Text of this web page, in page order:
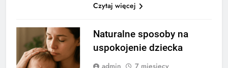
Czytaj więcej
Naturalne sposoby na
uspokojenie dziecka